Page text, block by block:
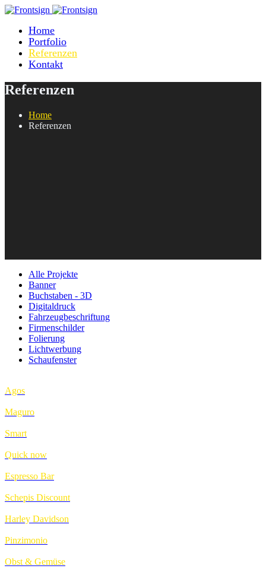
Home
Portfolio
Referenzen
Kontakt
Referenzen
Home
Referenzen
Alle Projekte
Banner
Buchstaben - 3D
Digitaldruck
Fahrzeugbeschriftung
Firmenschilder
Folierung
Lichtwerbung
Schaufenster
Agos
Maguro
Smart
Quick now
Espresso Bar
Schepis Discount
Harley Davidson
Pinzimonio
Obst & Gemüse